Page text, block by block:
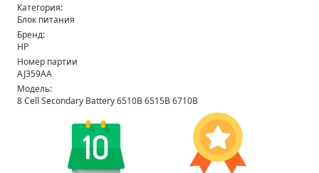
Категория:
Блок питания
Бренд:
HP
Номер партии
AJ359AA
Модель:
8 Cell Secondary Battery 6510B 6515B 6710B